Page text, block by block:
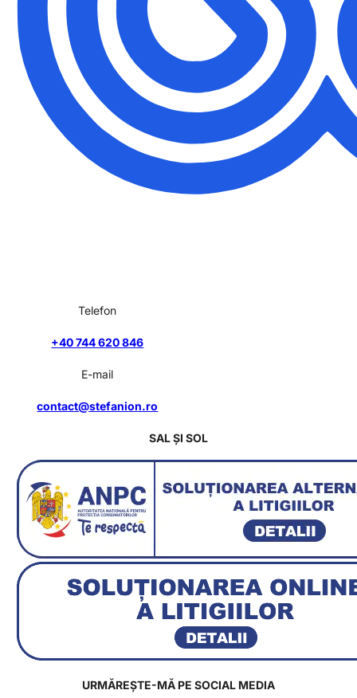
Telefon
+40 744 620 846
E-mail
contact@stefanion.ro
SAL ȘI SOL
URMĂREȘTE-MĂ PE SOCIAL MEDIA